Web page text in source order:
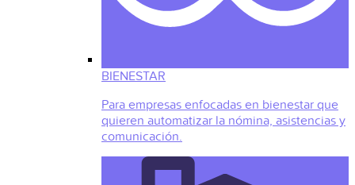
BIENESTAR
Para empresas enfocadas en bienestar que
quieren automatizar la nómina, asistencias y
comunicación.